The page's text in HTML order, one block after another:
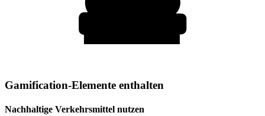
Gamification-Elemente enthalten
Nachhaltige Verkehrsmittel nutzen